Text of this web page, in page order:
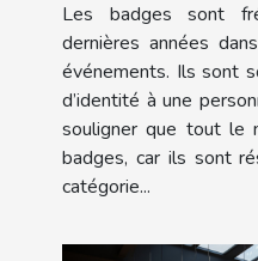
Les badges sont
dernières années
événements. Ils sont
d’identité à une
souligner que tout le
badges, car ils sont
catégorie...